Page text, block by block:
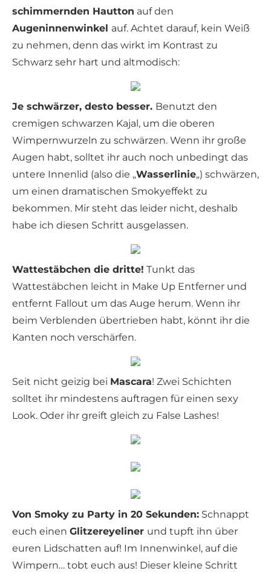
schimmernden Hautton auf den
Augeninnenwinkel auf. Achtet darauf, kein Weiß
zu nehmen, denn das wirkt im Kontrast zu
Schwarz sehr hart und altmodisch:
Je schwärzer, desto besser. Benutzt den
cremigen schwarzen Kajal, um die oberen
Wimpernwurzeln zu schwärzen. Wenn ihr große
Augen habt, solltet ihr auch noch unbedingt das
untere Innenlid (also die „Wasserlinie„) schwärzen,
um einen dramatischen Smokyeffekt zu
bekommen. Mir steht das leider nicht, deshalb
habe ich diesen Schritt ausgelassen.
Wattestäbchen die dritte! Tunkt das
Wattestäbchen leicht in Make Up Entferner und
entfernt Fallout um das Auge herum. Wenn ihr
beim Verblenden übertrieben habt, könnt ihr die
Kanten noch verschärfen.
Seit nicht geizig bei Mascara! Zwei Schichten
solltet ihr mindestens auftragen für einen sexy
Look. Oder ihr greift gleich zu False Lashes!
Von Smoky zu Party in 20 Sekunden: Schnappt
euch einen Glitzereyeliner und tupft ihn über
euren Lidschatten auf! Im Innenwinkel, auf die
Wimpern… tobt euch aus! Dieser kleine Schritt